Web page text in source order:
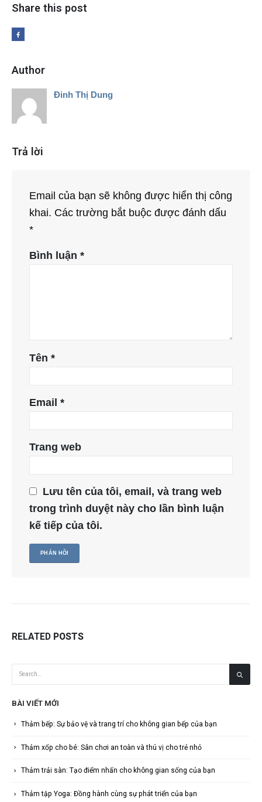
Share this post
Author
Đinh Thị Dung
Trả lời
Email của bạn sẽ không được hiển thị công
khai. Các trường bắt buộc được đánh dấu
*
Bình luận *
Tên *
Email *
Trang web
Lưu tên của tôi, email, và trang web
trong trình duyệt này cho lần bình luận
kế tiếp của tôi.
RELATED POSTS
BÀI VIẾT MỚI
Thảm bếp: Sự bảo vệ và trang trí cho không gian bếp của bạn
Thảm xốp cho bé: Sân chơi an toàn và thú vị cho trẻ nhỏ
Thảm trải sàn: Tạo điểm nhấn cho không gian sống của bạn
Thảm tập Yoga: Đồng hành cùng sự phát triển của bạn